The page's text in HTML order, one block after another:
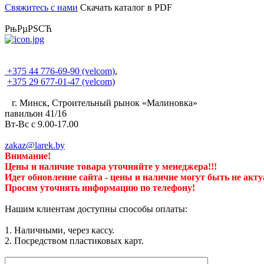
Свяжитесь с нами Скачать каталог в PDF
РњРµРЅСЋ
+375 44 776-69-90 (velcom),
+375 29 677-01-47 (velcom)
г. Минск, Строительный рынок «Малиновка»
павильон 41/16
Вт-Вс с 9.00-17.00
zakaz@larek.by
Внимание!
Цены и наличие товара уточняйте у менеджера!!!
Идет обновление сайта - цены и наличие могут быть не
Просим уточнять информацию по телефону!
Нашим клиентам доступны способы оплаты:
1. Наличными, через кассу.
2. Посредством пластиковых карт.